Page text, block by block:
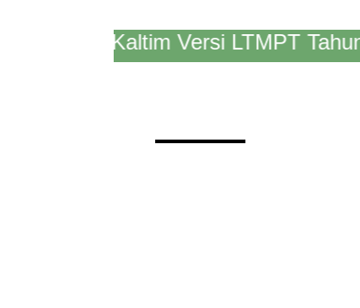
Kaltim Versi LTMPT Tahun 2022.